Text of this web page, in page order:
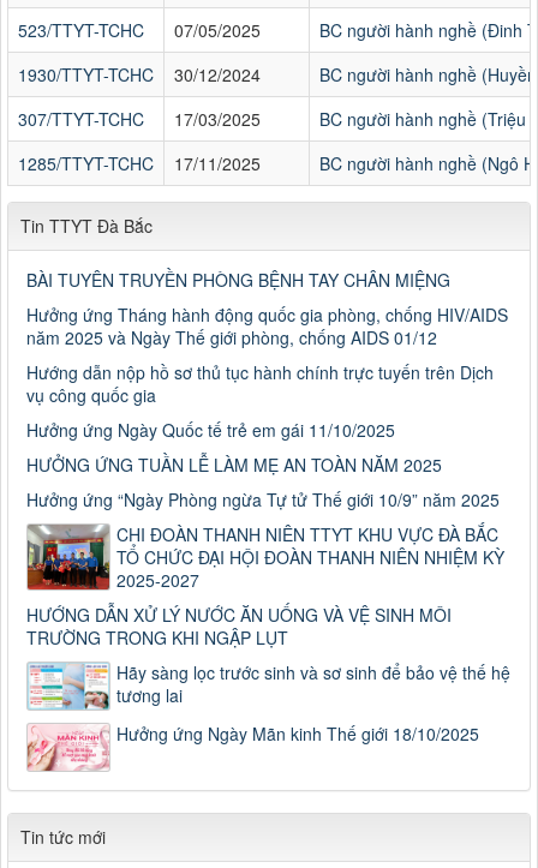
523/TTYT-TCHC
07/05/2025
BC người hành nghề (Đinh
1930/TTYT-TCHC
30/12/2024
BC người hành nghề
307/TTYT-TCHC
17/03/2025
BC người hành nghề (Triệu
1285/TTYT-TCHC
17/11/2025 BC người hành nghề (Ngô
Tin TTYT Đà Bắc
BÀI TUYÊN TRUYỀN PHÒNG BỆNH TAY CHÂN MIỆNG
Hưởng ứng Tháng hành động quốc gia phòng, chống HIV/AIDS
năm 2025 và Ngày Thế giới phòng, chống AIDS 01/12
Hướng dẫn nộp hồ sơ thủ tục hành chính trực tuyến trên Dịch
vụ công quốc gia
Hưởng ứng Ngày Quốc tế trẻ em gái 11/10/2025
HƯỞNG ỨNG TUẦN LỄ LÀM MẸ AN TOÀN NĂM 2025
Hưởng ứng “Ngày Phòng ngừa Tự tử Thế giới 10/9” năm 2025
CHI ĐOÀN THANH NIÊN TTYT KHU VỰC ĐÀ BẮC
TỔ CHỨC ĐẠI HỘI ĐOÀN THANH NIÊN NHIỆM KỲ
2025-2027
HƯỚNG DẪN XỬ LÝ NƯỚC ĂN UỐNG VÀ VỆ SINH MÔI
TRƯỜNG TRONG KHI NGẬP LỤT
Hãy sàng lọc trước sinh và sơ sinh để bảo vệ thế hệ
tương lai
Hưởng ứng Ngày Mãn kinh Thế giới 18/10/2025
Tin tức mới